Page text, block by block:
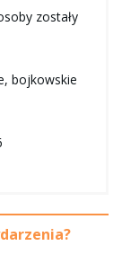
zostały
bojkowskie